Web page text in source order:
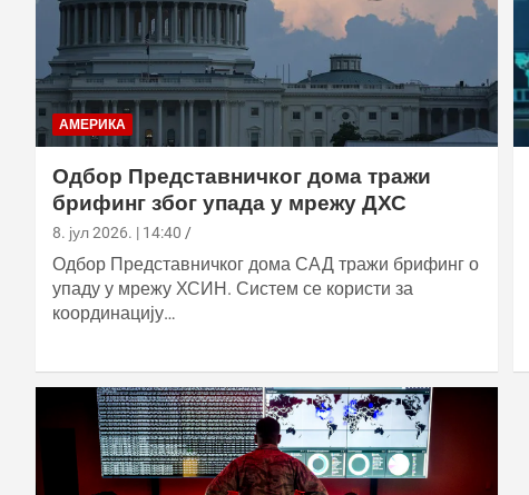
АМЕРИКА
Одбор Представничког дома тражи
брифинг због упада у мрежу ДХС
8. јул 2026. | 14:40
Одбор Представничког дома САД тражи брифинг о
упаду у мрежу ХСИН. Систем се користи за
координацију…